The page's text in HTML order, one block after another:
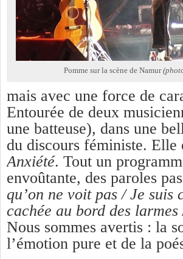
Pomme sur la scène de Namur
mais avec une force de
Entourée de deux
une batteuse), dans une
du discours féministe. Elle
Anxiété. Tout un
envoûtante, des paroles
qu’on ne voit pas / Je suis
cachée au bord des
Nous sommes avertis : la
l’émotion pure et de la